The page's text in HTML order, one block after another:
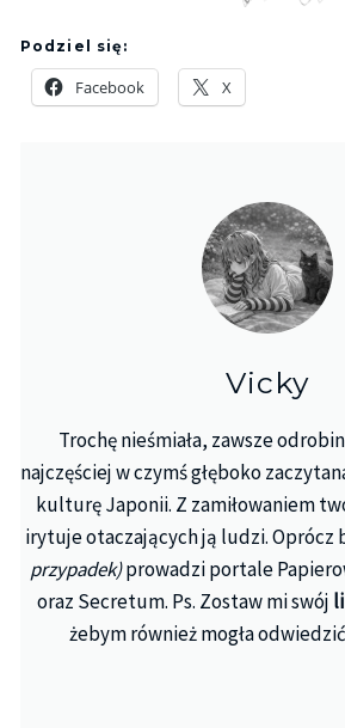
Podziel się:
Facebook X
Vicky
Trochę nieśmiała, zawsze
najczęściej w czymś głęboko
kulturę Japonii. Z zamiłowaniem
irytuje otaczających ją ludzi. Oprócz
przypadek)prowadzi portale
oraz Secretum. Ps. Zostaw mi swój
żebym również mogła